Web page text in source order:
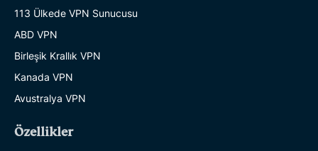
113 Ülkede VPN Sunucusu
ABD VPN
Birleşik Krallık VPN
Kanada VPN
Avustralya VPN
Özellikler